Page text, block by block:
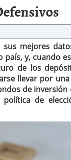
más rentable
España: por qué
los 463.628
cierran 2025 con
3, 2026
mejores
y, cuando
de los
llevar por
de
de